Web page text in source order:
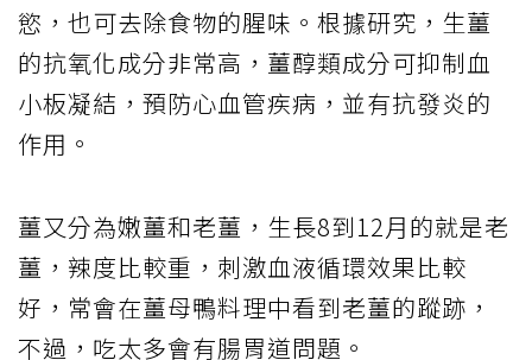
慾，也可去除食物的腥味。根據研究，生薑
的抗氧化成分非常高，薑醇類成分可抑制血
小板凝結，預防心血管疾病，並有抗發炎的
作用。
薑又分為嫩薑和老薑，生長8到12月的就是老
薑，辣度比較重，刺激血液循環效果比較
好，常會在薑母鴨料理中看到老薑的蹤跡，
不過，吃太多會有腸胃道問題。